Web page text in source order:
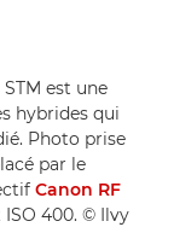
est une
hybrides qui
Photo prise
par le
Canon RF
ISO 400. © Ilvy